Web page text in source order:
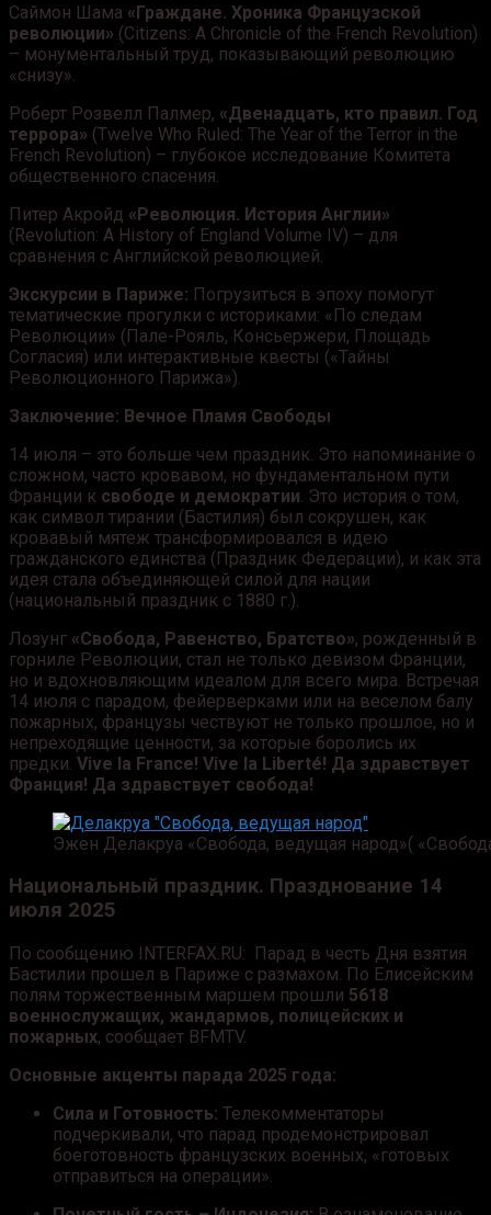
Саймон Шама «Граждане. Хроника Французской
революции» (Citizens: A Chronicle of the French Revolution)
– монументальный труд, показывающий революцию
«снизу».
Роберт Розвелл Палмер, «Двенадцать, кто правил. Год
террора» (Twelve Who Ruled: The Year of the Terror in the
French Revolution) – глубокое исследование Комитета
общественного спасения.
Питер Акройд «Революция. История Англии»
(Revolution: A History of England Volume IV) – для
сравнения с Английской революцией.
Экскурсии в Париже: Погрузиться в эпоху помогут
тематические прогулки с историками: «По следам
Революции» (Пале-Рояль, Консьержери, Площадь
Согласия) или интерактивные квесты («Тайны
Революционного Парижа»).
Заключение: Вечное Пламя Свободы
14 июля – это больше чем праздник. Это напоминание о
сложном, часто кровавом, но фундаментальном пути
Франции к свободе и демократии . Это история о том,
как символ тирании (Бастилия) был сокрушен, как
кровавый мятеж трансформировался в идею
гражданского единства (Праздник Федерации), и как эта
идея стала объединяющей силой для нации
(национальный праздник с 1880 г.).
Лозунг «Свобода, Равенство, Братство», рожденный в
горниле Революции, стал не только девизом Франции,
но и вдохновляющим идеалом для всего мира. Встречая
14 июля с парадом, фейерверками или на веселом балу
пожарных, французы чествуют не только прошлое, но и
непреходящие ценности, за которые боролись их
предки. Vive la France! Vive la Liberté! Да здравствует
Франция! Да здравствует свобода!
Эжен Делакруа «Свобода, ведущая народ»(
Национальный праздник. Празднование 14
июля 2025
По сообщению INTERFAX.RU: Парад в честь Дня взятия
Бастилии прошел в Париже с размахом. По Елисейским
полям торжественным маршем прошли 5618
военнослужащих, жандармов, полицейских и
пожарных, сообщает BFMTV.
Основные акценты парада 2025 года:
Сила и Готовность: Телекомментаторы
подчеркивали, что парад продемонстрировал
боеготовность французских военных, «готовых
отправиться на операции».